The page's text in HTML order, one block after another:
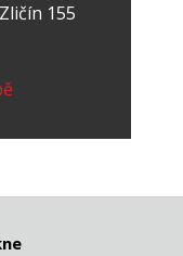
155